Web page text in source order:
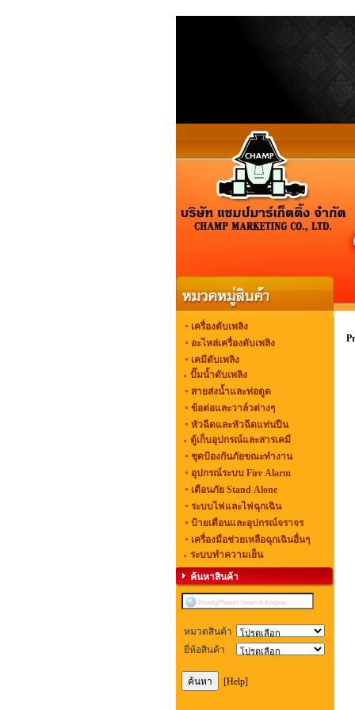
เครื่องดับเพลิง
อะไหล่เครื่องดับเพลิง
เคมีดับเพลิง
ปั๊มน้ำดับเพลิง
สายส่งน้ำและท่อดูด
ข้อต่อและวาล์วต่างๆ
หัวฉีดและหัวฉีดแท่นปืน
ตู้เก็บอุปกรณ์และสารเคมี
ชุดป้องกันภัยขณะทำงาน
อุปกรณ์ระบบ Fire Alarm
เตือนภัย Stand Alone
ระบบไฟและไฟฉุกเฉิน
ป้ายเตือนและอุปกรณ์จราจร
เครื่องมือช่วยเหลือฉุกเฉินอื่นๆ
ระบบทำความเย็น
ค้นหาสินค้า
หมวดสินค้า
ยี่ห้อสินค้า
[Help]